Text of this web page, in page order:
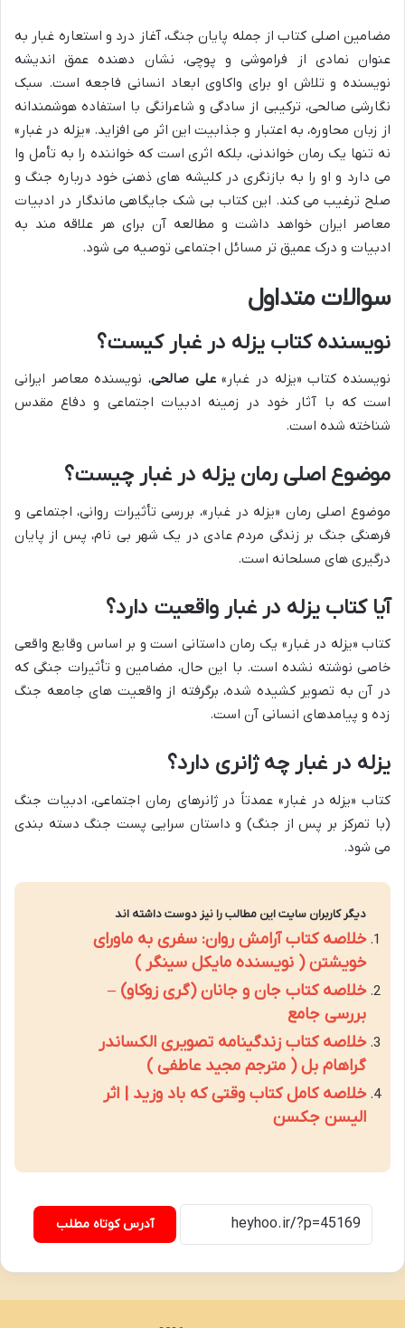
مضامین اصلی کتاب از جمله پایان جنگ، آغاز درد و استعاره غبار به
عنوان نمادی از فراموشی و پوچی، نشان دهنده عمق اندیشه
نویسنده و تلاش او برای واکاوی ابعاد انسانی فاجعه است. سبک
نگارشی صالحی، ترکیبی از سادگی و شاعرانگی با استفاده هوشمندانه
از زبان محاوره، به اعتبار و جذابیت این اثر می افزاید. «یزله در غبار»
نه تنها یک رمان خواندنی، بلکه اثری است که خواننده را به تأمل وا
می دارد و او را به بازنگری در کلیشه های ذهنی خود درباره جنگ و
صلح ترغیب می کند. این کتاب بی شک جایگاهی ماندگار در ادبیات
معاصر ایران خواهد داشت و مطالعه آن برای هر علاقه مند به
ادبیات و درک عمیق تر مسائل اجتماعی توصیه می شود.
سوالات متداول
نویسنده کتاب یزله در غبار کیست؟
نویسنده کتاب «یزله در غبار»علی صالحی، نویسنده معاصر ایرانی
است که با آثار خود در زمینه ادبیات اجتماعی و دفاع مقدس
شناخته شده است.
موضوع اصلی رمان یزله در غبار چیست؟
موضوع اصلی رمان «یزله در غبار»، بررسی تأثیرات روانی، اجتماعی و
فرهنگی جنگ بر زندگی مردم عادی در یک شهر بی نام، پس از پایان
درگیری های مسلحانه است.
آیا کتاب یزله در غبار واقعیت دارد؟
کتاب «یزله در غبار» یک رمان داستانی است و بر اساس وقایع واقعی
خاصی نوشته نشده است. با این حال، مضامین و تأثیرات جنگی که
در آن به تصویر کشیده شده، برگرفته از واقعیت های جامعه جنگ
زده و پیامدهای انسانی آن است.
یزله در غبار چه ژانری دارد؟
کتاب «یزله در غبار» عمدتاً در ژانرهای رمان اجتماعی، ادبیات جنگ
(با تمرکز بر پس از جنگ) و داستان سرایی پست جنگ دسته بندی
می شود.
دیگر کاربران سایت این مطالب را نیز دوست داشته اند
خلاصه کتاب آرامش روان: سفری به ماورای
خویشتن ( نویسنده مایکل سینگر )
خلاصه کتاب جان و جانان (گری زوکاو) –
بررسی جامع
خلاصه کتاب زندگینامه تصویری الکساندر
گراهام بل ( مترجم مجید عاطفی )
خلاصه کامل کتاب وقتی که باد وزید | اثر
الیسن جکسن
آدرس کوتاه مطلب